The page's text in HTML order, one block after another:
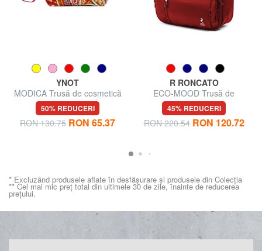
YNOT
MODICA Trusă de cosmetică
cu brățară
50% REDUCERI
RON 130.75 RON 65.37
R RONCATO
ECO-MOOD Trusă de
cosmetice cu cârlig
45% REDUCERI
RON 220.54 RON 120.72
* Excluzând produsele aflate în desfășurare și produsele din Colecția
** Cel mai mic preț total din ultimele 30 de zile, înainte de reducerea
prețului.